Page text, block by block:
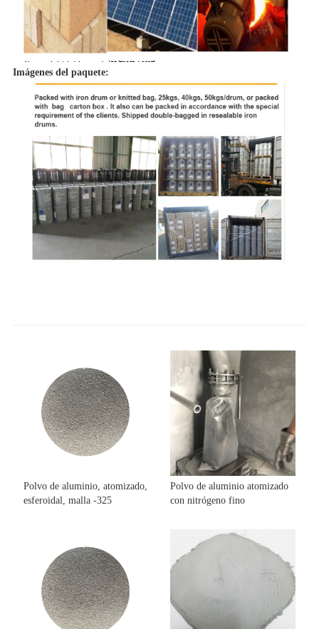
Imágenes del paquete:
Polvo de aluminio, atomizado,
esferoidal, malla -325
Polvo de aluminio atomizado
con nitrógeno fino